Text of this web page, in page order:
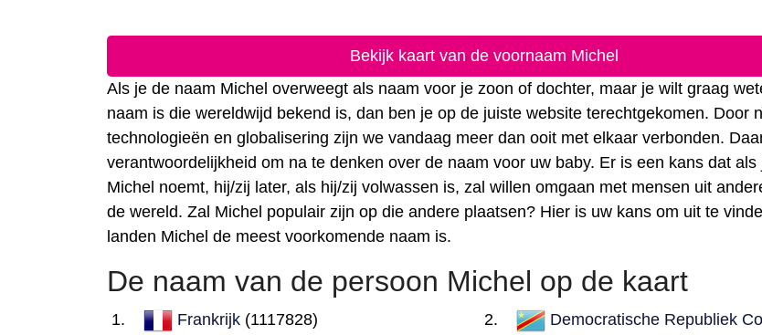
Bekijk kaart van de voornaam Michel
Als je de naam Michel overweegt als naam voor je zoon of dochter, maar je wilt graag
naam is die wereldwijd bekend is, dan ben je op de juiste website terechtgekomen. Door
technologieën en globalisering zijn we vandaag meer dan ooit met elkaar verbonden.
verantwoordelijkheid om na te denken over de naam voor uw baby. Er is een kans dat als
Michel noemt, hij/zij later, als hij/zij volwassen is, zal willen omgaan met mensen uit
de wereld. Zal Michel populair zijn op die andere plaatsen? Hier is uw kans om uit te
landen Michel de meest voorkomende naam is.
De naam van de persoon Michel op de kaart
Frankrijk (1117828) Democratische Republiek